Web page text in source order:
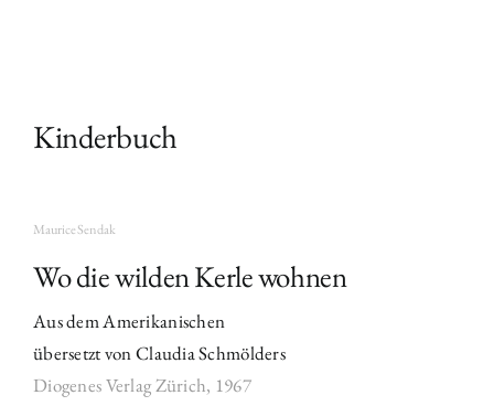
Kinderbuch
Maurice Sendak
Wo die wilden Kerle wohnen
Aus dem Amerikanischen
übersetzt von Claudia Schmölders
Diogenes Verlag Zürich, 1967